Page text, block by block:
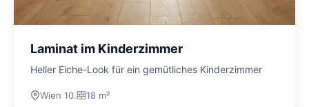
Laminat im Kinderzimmer
Heller Eiche-Look für ein gemütliches Kinderzimmer
Wien 10. 18 m²